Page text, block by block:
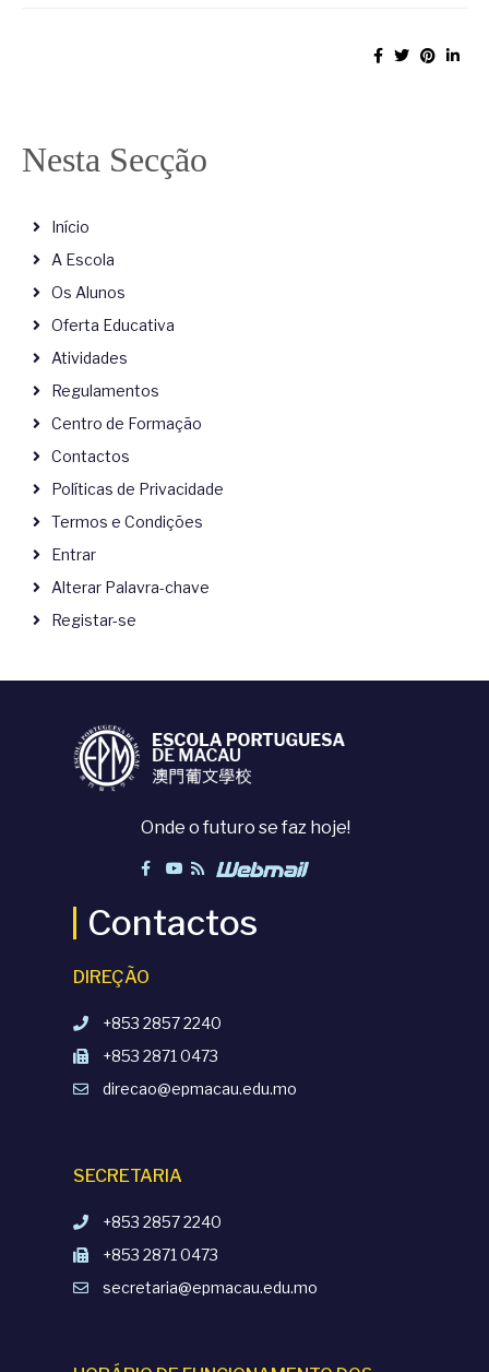
Nesta Secção
Início
A Escola
Os Alunos
Oferta Educativa
Atividades
Regulamentos
Centro de Formação
Contactos
Políticas de Privacidade
Termos e Condições
Entrar
Alterar Palavra-chave
Registar-se
Onde o futuro se faz hoje!
Contactos
DIREÇÃO
+853 2857 2240
+853 2871 0473
direcao@epmacau.edu.mo
SECRETARIA
+853 2857 2240
+853 2871 0473
secretaria@epmacau.edu.mo